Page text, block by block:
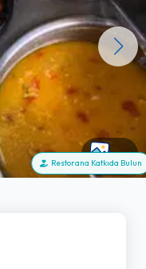
+5
Restorana Katkıda Bulun